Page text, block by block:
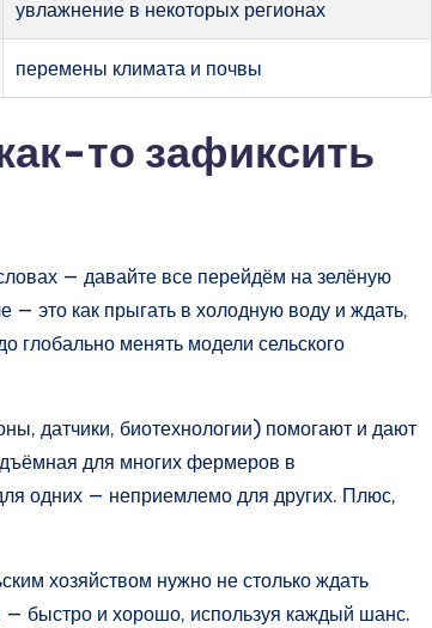
увлажнение в некоторых регионах
перемены климата и почвы
то зафиксить
— давайте все перейдём на зелёную
это как прыгать в холодную воду и ждать,
глобально менять модели сельского
датчики, биотехнологии) помогают и дают
для многих фермеров в
одних — неприемлемо для других. Плюс,
хозяйством нужно не столько ждать
— быстро и хорошо, используя каждый шанс.